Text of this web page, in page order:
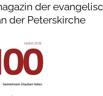
der
der Peterskirche